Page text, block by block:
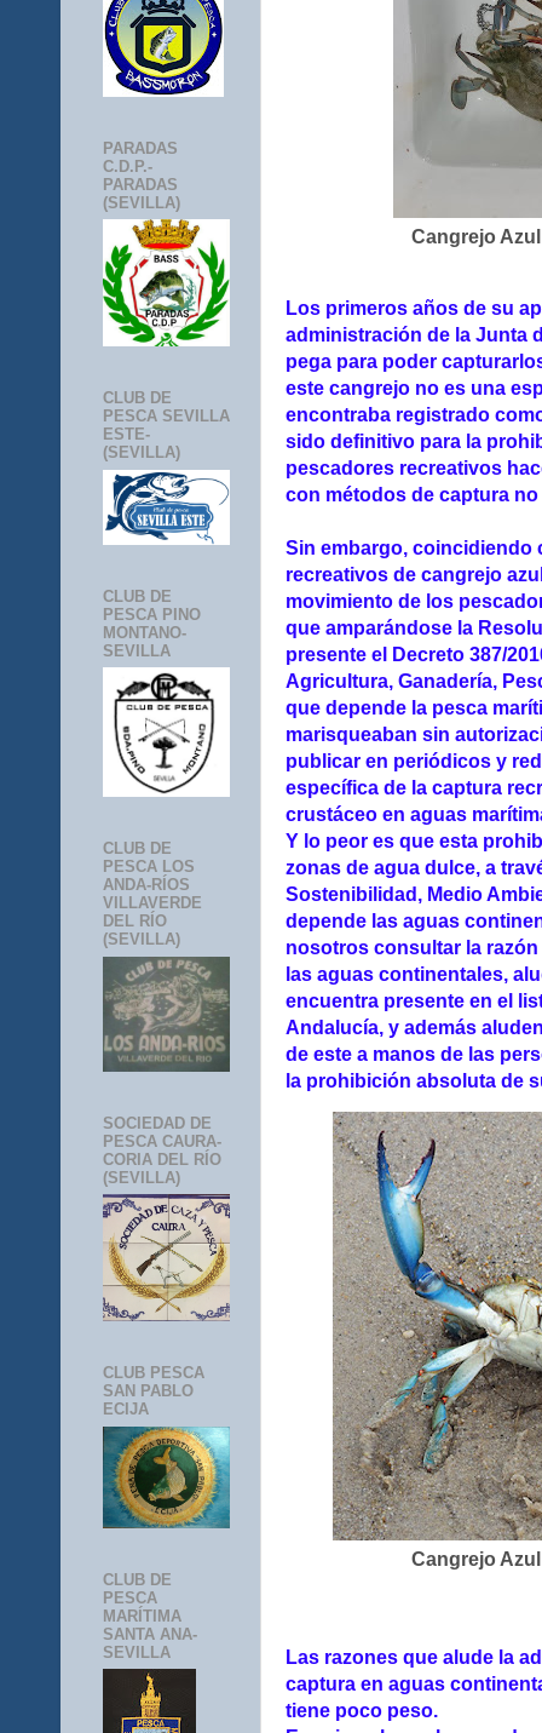
Cangrejo
Los primeros años de su
administración de la Junta
pega para poder
este cangrejo no es una
encontraba registrado
sido definitivo para la
pescadores recreativos
con métodos de captura
Sin embargo, coincidiendo
recreativos de cangrejo
movimiento de los
que amparándose la
presente el Decreto 387/
Agricultura, Ganadería,
que depende la pesca
marisqueaban sin
publicar en periódicos y
específica de la captura
crustáceo en aguas
Y lo peor es que esta
zonas de agua dulce, a
Sostenibilidad, Medio
depende las aguas
nosotros consultar la
las aguas continentales,
encuentra presente en el
Andalucía, y además
de este a manos de las
la prohibición absoluta de
Cangrejo
Las razones que alude la
captura en aguas
tiene poco peso.
PARADAS
C.D.P.-
PARADAS
(SEVILLA)
CLUB DE
PESCA SEVILLA
ESTE-
(SEVILLA)
CLUB DE
PESCA PINO
MONTANO-
SEVILLA
CLUB DE
PESCA LOS
ANDA-RÍOS
VILLAVERDE
DEL RÍO
(SEVILLA)
SOCIEDAD DE
PESCA CAURA-
CORIA DEL RÍO
(SEVILLA)
CLUB PESCA
SAN PABLO
ECIJA
CLUB DE
PESCA
MARÍTIMA
SANTA ANA-
SEVILLA